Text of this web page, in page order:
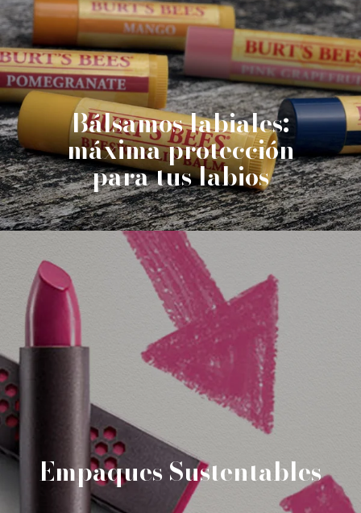
Bálsamos labiales:
máxima protección
para tus labios
Empaques Sustentables